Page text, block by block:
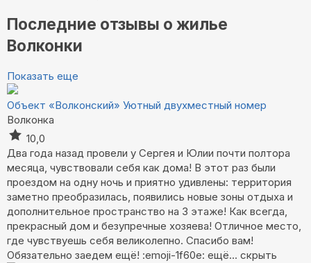
Последние отзывы о жилье
Волконки
Показать еще
Объект «Волконский» Уютный двухместный номер
Волконка
10,0
Два года назад провели у Сергея и Юлии почти полтора
месяца, чувствовали себя как дома! В этот раз были
проездом на одну ночь и приятно удивлены: территория
заметно преобразилась, появились новые зоны отдыха и
дополнительное пространство на 3 этаже! Как всегда,
прекрасный дом и безупречные хозяева! Отличное место,
где чувствуешь себя великолепно. Спасибо вам!
Обязательно заедем ещё! :emoji-1f60e: ещё... скрыть